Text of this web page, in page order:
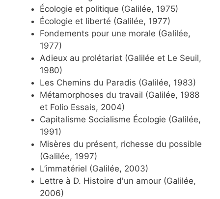
Écologie et politique (Galilée, 1975)
Écologie et liberté (Galilée, 1977)
Fondements pour une morale (Galilée,
1977)
Adieux au prolétariat (Galilée et Le Seuil,
1980)
Les Chemins du Paradis (Galilée, 1983)
Métamorphoses du travail (Galilée, 1988
et Folio Essais, 2004)
Capitalisme Socialisme Écologie (Galilée,
1991)
Misères du présent, richesse du possible
(Galilée, 1997)
L’immatériel (Galilée, 2003)
Lettre à D. Histoire d'un amour (Galilée,
2006)